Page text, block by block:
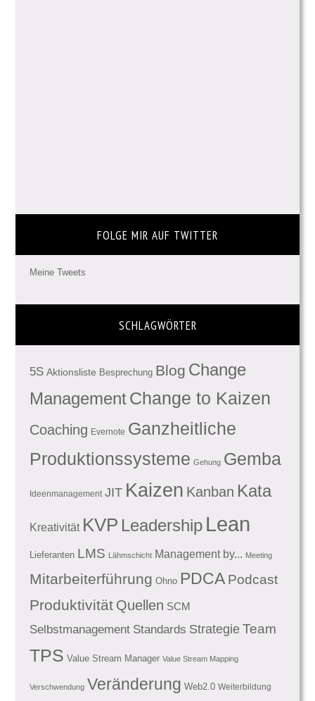
FOLGE MIR AUF TWITTER
Meine Tweets
SCHLAGWÖRTER
5S Aktionsliste Besprechung Blog Change
ManagementChange to Kaizen
Coaching Evernote Ganzheitliche
Produktionssysteme Gehung Gemba
Ideenmanagement JIT Kaizen Kanban Kata
Kreativität KVP Leadership Lean
Lieferanten LMS Lähmschicht Management by... Meeting
Mitarbeiterführung Ohno PDCA Podcast
Produktivität Quellen SCM
Selbstmanagement Standards Strategie Team
TPS Value Stream Manager Value Stream Mapping
Verschwendung Veränderung Web2.0 Weiterbildung